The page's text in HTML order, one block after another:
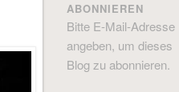
ABONNIEREN
Bitte E-Mail-Adresse
angeben, um dieses
Blog zu abonnieren.